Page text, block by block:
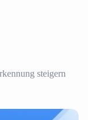
steigern